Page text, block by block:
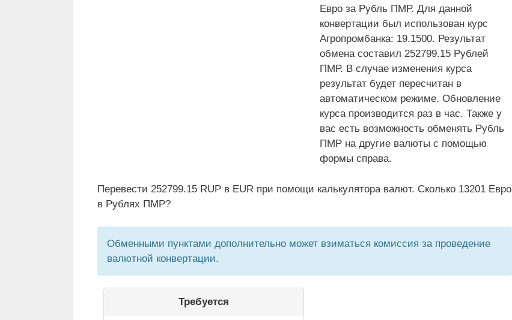
Евро за Рубль ПМР. Для данной
конвертации был использован курс
Агропромбанка: 19.1500. Результат
обмена составил 252799.15 Рублей
ПМР. В случае изменения курса
результат будет пересчитан в
автоматическом режиме. Обновление
курса производится раз в час. Также у
вас есть возможность обменять Рубль
ПМР на другие валюты с помощью
формы справа.
Перевести 252799.15 RUP в EUR при помощи калькулятора валют. Сколько 13201 Евро
в Рублях ПМР?
Обменными пунктами дополнительно может взиматься комиссия за проведение
валютной конвертации.
Требуется